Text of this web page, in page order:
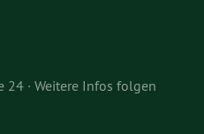
24 · Weitere Infos folgen